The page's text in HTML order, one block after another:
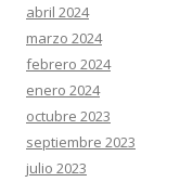
abril 2024
marzo 2024
febrero 2024
enero 2024
octubre 2023
septiembre 2023
julio 2023